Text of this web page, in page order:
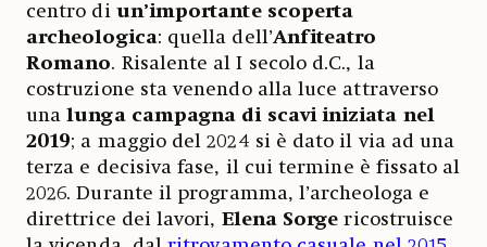
centro di un’importante scoperta
archeologica: quella dell’Anfiteatro
Romano. Risalente al I secolo d.C., la
costruzione sta venendo alla luce attraverso
unalunga campagna di scavi iniziata nel
2019; a maggio del 2024 si è dato il via ad una
terza e decisiva fase, il cui termine è fissato al
2026. Durante il programma, l’archeologa e
direttrice dei lavori, Elena Sorge ricostruisce